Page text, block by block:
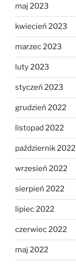
maj 2023
kwiecień 2023
marzec 2023
luty 2023
styczeń 2023
grudzień 2022
listopad 2022
październik 2022
wrzesień 2022
sierpień 2022
lipiec 2022
czerwiec 2022
maj 2022